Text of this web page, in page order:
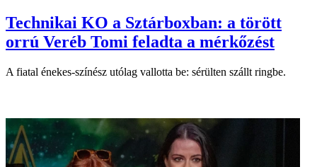
Technikai KO a Sztárboxban: a törött
orrú Veréb Tomi feladta a mérkőzést
A fiatal énekes-színész utólag vallotta be: sérülten szállt ringbe.